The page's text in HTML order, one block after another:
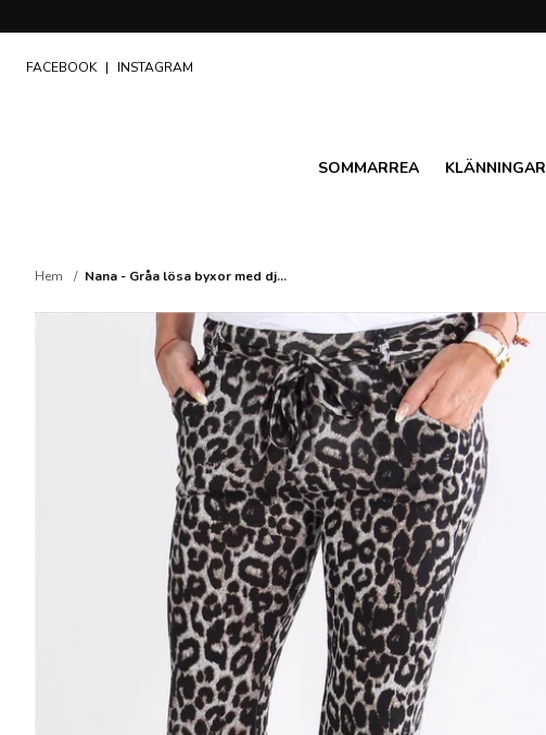
FACEBOOK | INSTAGRAM
SOMMARREA KLÄNNINGAR
Hem Nana - Gråa lösa byxor med dj...